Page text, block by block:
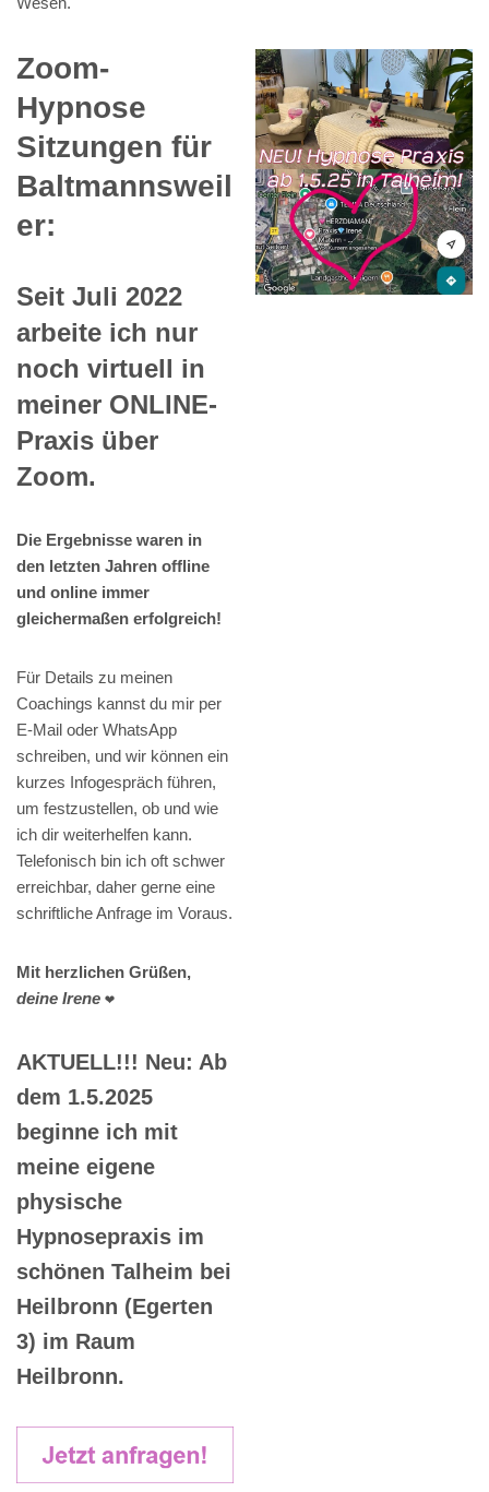
Zoom-
Hypnose
Sitzungen für
Baltmannsweil
er:
Seit Juli 2022
arbeite ich nur
noch virtuell in
meiner ONLINE-
Praxis über
Zoom.
Die Ergebnisse waren in
den letzten Jahren offline
und online immer
gleichermaßen erfolgreich!
Für Details zu meinen
Coachings kannst du mir per
E-Mail oder WhatsApp
schreiben, und wir können ein
kurzes Infogespräch führen,
um festzustellen, ob und wie
ich dir weiterhelfen kann.
Telefonisch bin ich oft schwer
erreichbar, daher gerne eine
schriftliche Anfrage im Voraus.
Mit herzlichen Grüßen,
deine Irene ❤️
AKTUELL!!! Neu: Ab
dem 1.5.2025
beginne ich mit
meine eigene
physische
Hypnosepraxis im
schönen Talheim bei
Heilbronn (Egerten
3) im Raum
Heilbronn.